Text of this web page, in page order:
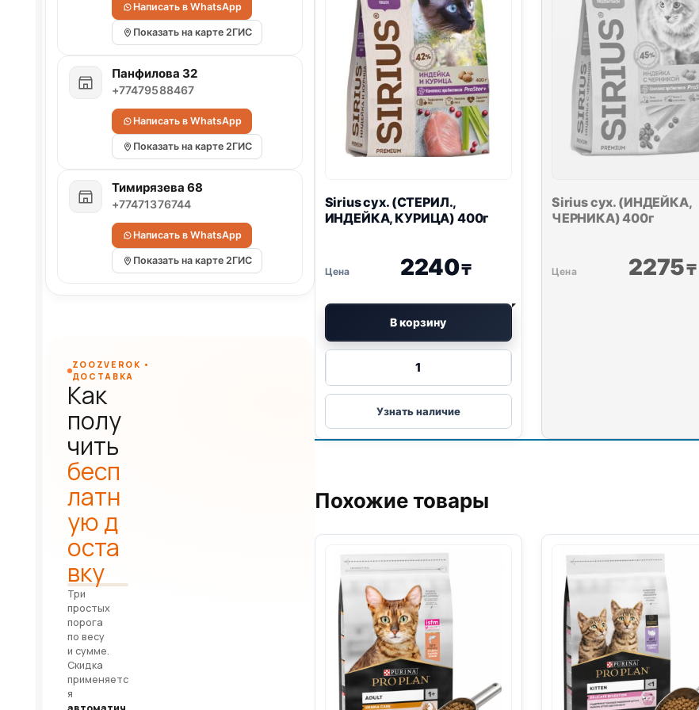
Sirius сух. (СТЕРИЛ.,
ИНДЕЙКА, КУРИЦА) 400г
2240₸
В корзину
товара
Sirius
сух.
ИНДЕЙКА,
Узнать наличие
Sirius сух. (ИНДЕЙКА,
ЧЕРНИКА) 400г
2275₸
Похожие товары
Написать в WhatsApp
Показать на карте 2ГИС
Панфилова 32
+77479588467
Написать в WhatsApp
Показать на карте 2ГИС
Тимирязева 68
+77471376744
Написать в WhatsApp
Показать на карте 2ГИС
ZOOZVEROK •
ДОСТАВКА
Как
полу
чить
бесп
латн
ую д
оста
вку
Три
простых
порога
по весу
и сумме.
Скидка
применяетс
я